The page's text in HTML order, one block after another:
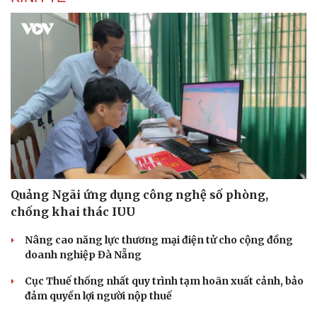
Quảng Ngãi ứng dụng công nghệ số phòng,
chống khai thác IUU
Nâng cao năng lực thương mại điện tử cho cộng đồng
doanh nghiệp Đà Nẵng
Cục Thuế thống nhất quy trình tạm hoãn xuất cảnh, bảo
đảm quyền lợi người nộp thuế